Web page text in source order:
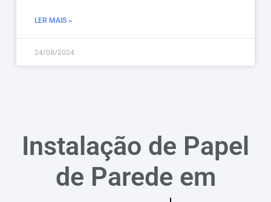
LER MAIS »
24/08/2024
Instalação de Papel
de Parede em